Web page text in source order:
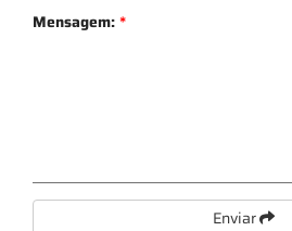
Mensagem:*
Enviar